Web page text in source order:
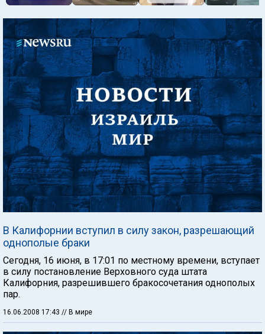
В Калифорнии вступил в силу закон, разрешающий
однополые браки
Сегодня, 16 июня, в 17:01 по местному времени, вступает
в силу постановление Верховного суда штата
Калифорния, разрешившего бракосочетания однополых
пар.
16.06.2008 17:43 // В мире